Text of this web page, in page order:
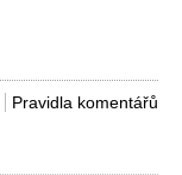
Pravidla komentářů